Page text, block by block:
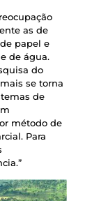
as de
papel e
de água.
do
se torna
de
método de
Para